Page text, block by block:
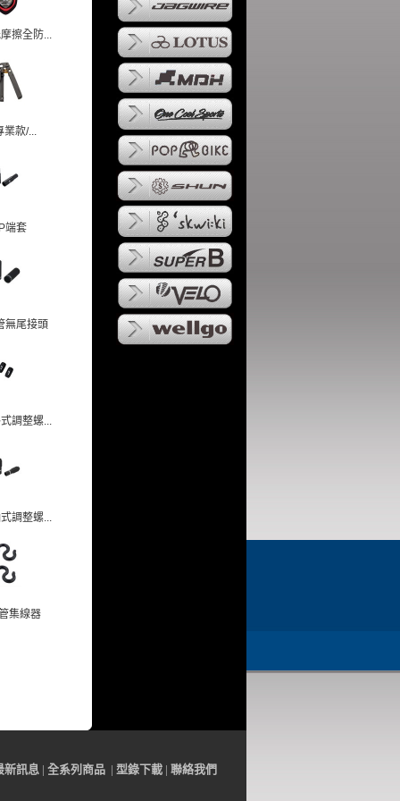
擦全防...
款/...
端套
無尾接頭
調整螺...
調整螺...
集線器
新訊息 | 全系列 商品 | 型錄下載 | 聯絡我們